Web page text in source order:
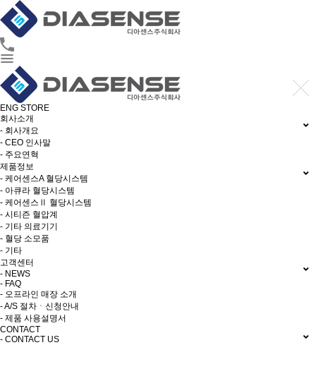
ENG STORE
회사소개
- 회사개요
- CEO 인사말
- 주요연혁
제품정보
- 케어센스A 혈당시스템
- 아큐라 혈당시스템
- 케어센스Ⅱ 혈당시스템
- 시티즌 혈압계
- 기타 의료기기
- 혈당 소모품
- 기타
고객센터
- NEWS
- FAQ
- 오프라인 매장 소개
- A/S 절차ㆍ신청안내
- 제품 사용설명서
CONTACT
- CONTACT US